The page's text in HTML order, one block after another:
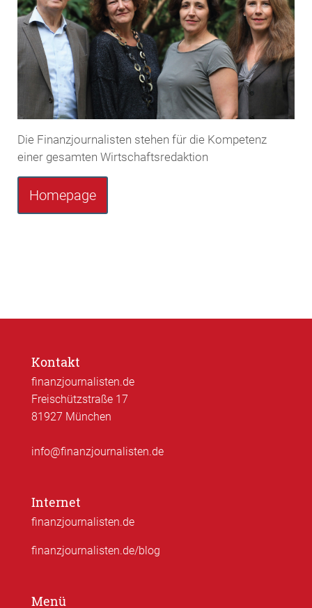
Die Finanzjournalisten stehen für die Kompetenz
einer gesamten Wirtschaftsredaktion
Homepage
Kontakt
finanzjournalisten.de
Freischützstraße 17
81927 München
info@finanzjournalisten.de
Internet
finanzjournalisten.de
finanzjournalisten.de/blog
Menü